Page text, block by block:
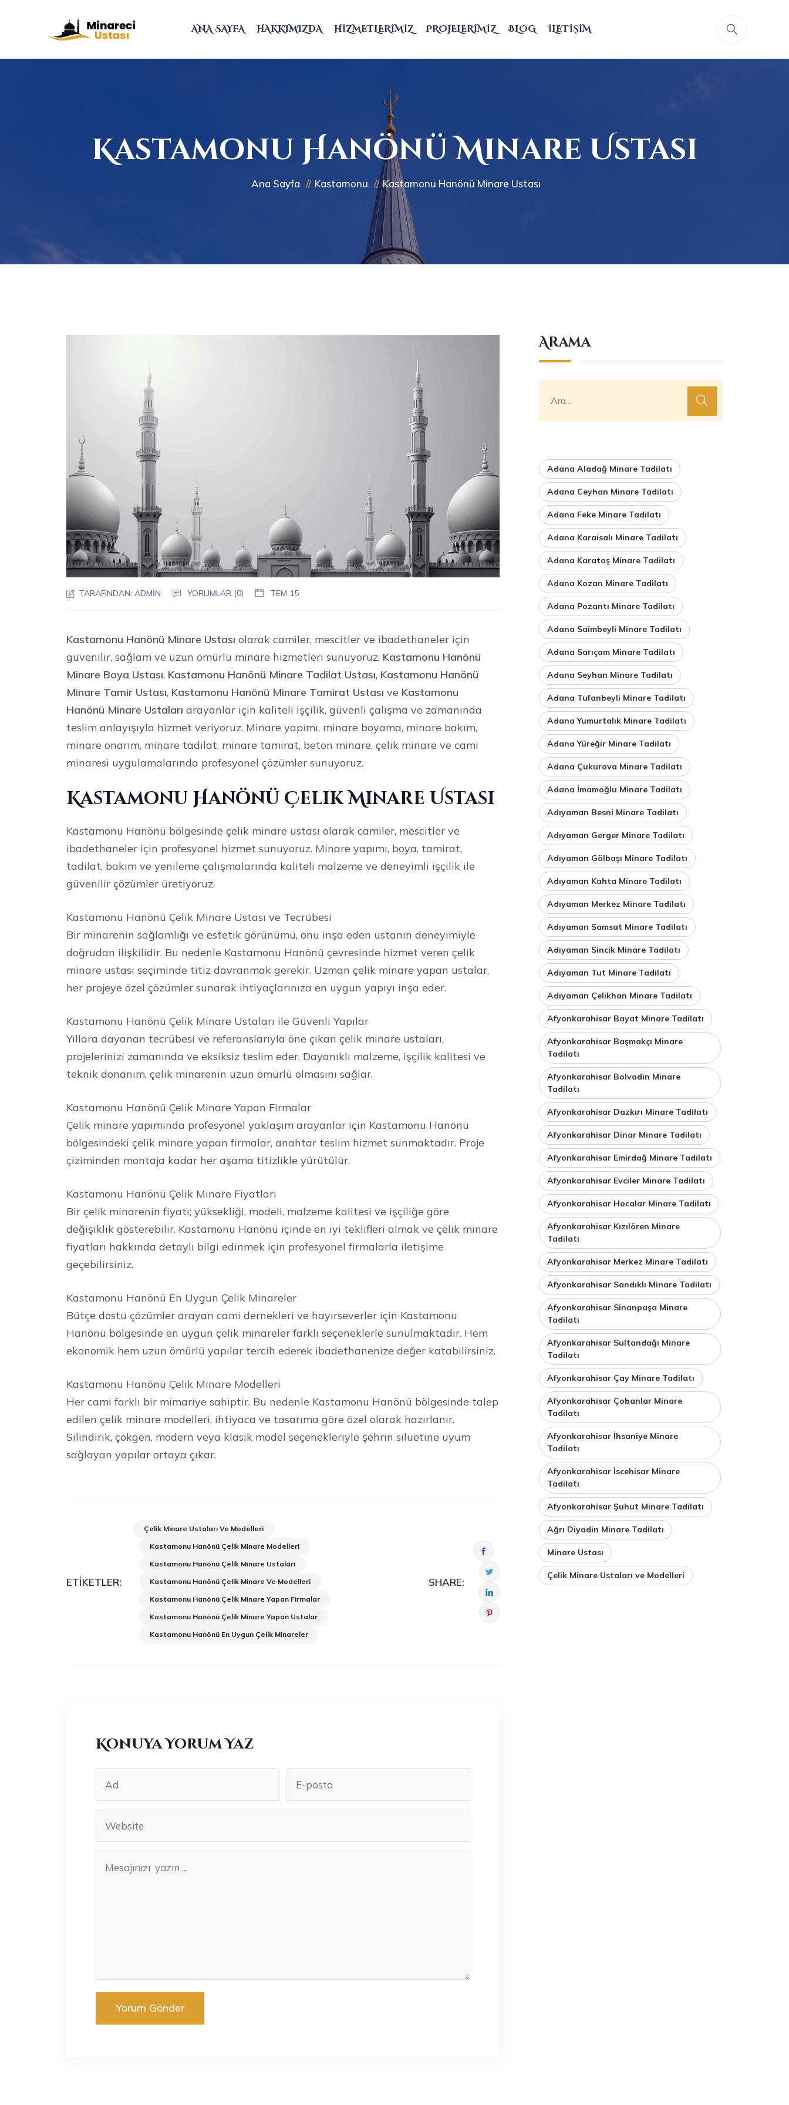
ANA SAYFA HAKKIMIZDA HIZMETLERIMIZ PROJELERIMIZ BLOG İLETIŞIM
Kastamonu Hanönü Minare Ustası
Ana Sayfa Kastamonu Kastamonu Hanönü Minare Ustası
TARAFINDAN:ADMIN YORUMLAR (0) TEM 15
Kastamonu Hanönü Minare Ustası olarak camiler, mescitler ve ibadethaneler için
güvenilir, sağlam ve uzun ömürlü minare hizmetleri sunuyoruz. Kastamonu Hanönü
Minare Boya Ustası, Kastamonu Hanönü Minare Tadilat Ustası, Kastamonu Hanönü
Minare Tamir Ustası, Kastamonu Hanönü Minare Tamirat Ustası ve Kastamonu
Hanönü Minare Ustaları arayanlar için kaliteli işçilik, güvenli çalışma ve zamanında
teslim anlayışıyla hizmet veriyoruz. Minare yapımı, minare boyama, minare bakım,
minare onarım, minare tadilat, minare tamirat, beton minare, çelik minare ve cami
minaresi uygulamalarında profesyonel çözümler sunuyoruz.
Kastamonu Hanönü Çelik Minare Ustası
Kastamonu Hanönü bölgesinde çelik minare ustası olarak camiler, mescitler ve
ibadethaneler için profesyonel hizmet sunuyoruz. Minare yapımı, boya, tamirat,
tadilat, bakım ve yenileme çalışmalarında kaliteli malzeme ve deneyimli işçilik ile
güvenilir çözümler üretiyoruz.
Kastamonu Hanönü Çelik Minare Ustası ve Tecrübesi
Bir minarenin sağlamlığı ve estetik görünümü, onu inşa eden ustanın deneyimiyle
doğrudan ilişkilidir. Bu nedenle Kastamonu Hanönü çevresinde hizmet veren çelik
minare ustası seçiminde titiz davranmak gerekir. Uzman çelik minare yapan ustalar,
her projeye özel çözümler sunarak ihtiyaçlarınıza en uygun yapıyı inşa eder.
Kastamonu Hanönü Çelik Minare Ustaları ile Güvenli Yapılar
Yıllara dayanan tecrübesi ve referanslarıyla öne çıkan çelik minare ustaları,
projelerinizi zamanında ve eksiksiz teslim eder. Dayanıklı malzeme, işçilik kalitesi ve
teknik donanım, çelik minarenin uzun ömürlü olmasını sağlar.
Kastamonu Hanönü Çelik Minare Yapan Firmalar
Çelik minare yapımında profesyonel yaklaşım arayanlar için Kastamonu Hanönü
bölgesindeki çelik minare yapan firmalar, anahtar teslim hizmet sunmaktadır. Proje
çiziminden montaja kadar her aşama titizlikle yürütülür.
Kastamonu Hanönü Çelik Minare Fiyatları
Bir çelik minarenin fiyatı; yüksekliği, modeli, malzeme kalitesi ve işçiliğe göre
değişiklik gösterebilir. Kastamonu Hanönü içinde en iyi teklifleri almak ve çelik minare
fiyatları hakkında detaylı bilgi edinmek için profesyonel firmalarla iletişime
geçebilirsiniz.
Kastamonu Hanönü En Uygun Çelik Minareler
Bütçe dostu çözümler arayan cami dernekleri ve hayırseverler için Kastamonu
Hanönü bölgesinde en uygun çelik minareler farklı seçeneklerle sunulmaktadır. Hem
ekonomik hem uzun ömürlü yapılar tercih ederek ibadethanenize değer katabilirsiniz.
Kastamonu Hanönü Çelik Minare Modelleri
Her cami farklı bir mimariye sahiptir. Bu nedenle Kastamonu Hanönü bölgesinde talep
edilen çelik minare modelleri, ihtiyaca ve tasarıma göre özel olarak hazırlanır.
Silindirik, çokgen, modern veya klasik model seçenekleriyle şehrin siluetine uyum
sağlayan yapılar ortaya çıkar.
ETIKETLER:
Çelik Minare Ustaları Ve Modelleri
Kastamonu Hanönü Çelik Minare Modelleri
Kastamonu Hanönü Çelik Minare Ustaları
Kastamonu Hanönü Çelik Minare Ve Modelleri
Kastamonu Hanönü Çelik Minare Yapan Firmalar
Kastamonu Hanönü Çelik Minare Yapan Ustalar
Kastamonu Hanönü En Uygun Çelik Minareler
SHARE:
Konuya Yorum Yaz
Arama
Adana Aladağ Minare Tadilatı
Adana Ceyhan Minare Tadilatı
Adana Feke Minare Tadilatı
Adana Karaisalı Minare Tadilatı
Adana Karataş Minare Tadilatı
Adana Kozan Minare Tadilatı
Adana Pozantı Minare Tadilatı
Adana Saimbeyli Minare Tadilatı
Adana Sarıçam Minare Tadilatı
Adana Seyhan Minare Tadilatı
Adana Tufanbeyli Minare Tadilatı
Adana Yumurtalık Minare Tadilatı
Adana Yüreğir Minare Tadilatı
Adana Çukurova Minare Tadilatı
Adana İmamoğlu Minare Tadilatı
Adıyaman Besni Minare Tadilatı
Adıyaman Gerger Minare Tadilatı
Adıyaman Gölbaşı Minare Tadilatı
Adıyaman Kahta Minare Tadilatı
Adıyaman Merkez Minare Tadilatı
Adıyaman Samsat Minare Tadilatı
Adıyaman Sincik Minare Tadilatı
Adıyaman Tut Minare Tadilatı
Adıyaman Çelikhan Minare Tadilatı
Afyonkarahisar Bayat Minare Tadilatı
Afyonkarahisar Başmakçı Minare
Tadilatı
Afyonkarahisar Bolvadin Minare
Tadilatı
Afyonkarahisar Dazkırı Minare Tadilatı
Afyonkarahisar Dinar Minare Tadilatı
Afyonkarahisar Emirdağ Minare Tadilatı
Afyonkarahisar Evciler Minare Tadilatı
Afyonkarahisar Hocalar Minare Tadilatı
Afyonkarahisar Kızılören Minare
Tadilatı
Afyonkarahisar Merkez Minare Tadilatı
Afyonkarahisar Sandıklı Minare Tadilatı
Afyonkarahisar Sinanpaşa Minare
Tadilatı
Afyonkarahisar Sultandağı Minare
Tadilatı
Afyonkarahisar Çay Minare Tadilatı
Afyonkarahisar Çobanlar Minare
Tadilatı
Afyonkarahisar İhsaniye Minare
Tadilatı
Afyonkarahisar İscehisar Minare
Tadilatı
Afyonkarahisar Şuhut Minare Tadilatı
Ağrı Diyadin Minare Tadilatı
Minare Ustası
Çelik Minare Ustaları ve Modelleri